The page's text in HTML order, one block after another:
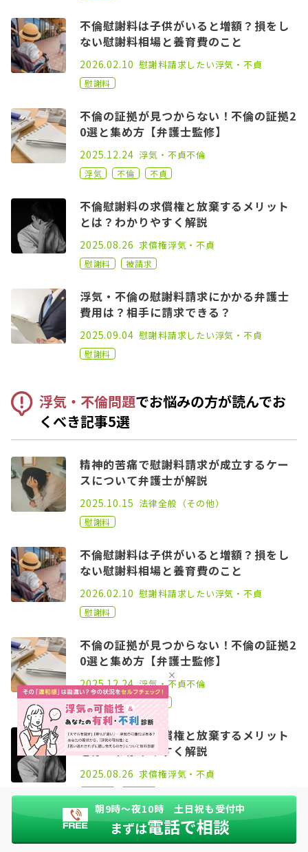
朝9時〜夜10時 土日祝も受付中
まずは電話で相談
不倫慰謝料は子供がいると増額？損をし
ない慰謝料相場と養育費のこと
2022.05.06
2026.02.10 慰謝料請求したい浮気・不貞
慰謝料
不倫の証拠が見つからない！不倫の証拠2
0選と集め方【弁護士監修】
2021.02.17
2025.12.24 浮気・不貞不倫
浮気 不倫 不貞
不倫慰謝料の求償権と放棄するメリット
とは？わかりやすく解説
2022.09.21
2025.08.26 求償権浮気・不貞
慰謝料 被請求
浮気・不倫の慰謝料請求にかかる弁護士
費用は？相手に請求できる？
2021.10.01
2025.09.04 慰謝料請求したい浮気・不貞
慰謝料
浮気・不倫問題でお悩みの方が読んでお
くべき記事5選
精神的苦痛で慰謝料請求が成立するケー
スについて弁護士が解説
2021.03.17
2025.10.15 法律全般（その他）
慰謝料
不倫慰謝料は子供がいると増額？損をし
ない慰謝料相場と養育費のこと
2022.05.06
2026.02.10 慰謝料請求したい浮気・不貞
慰謝料
不倫の証拠が見つからない！不倫の証拠2
0選と集め方【弁護士監修】
2021.02.17
2025.12.24 浮気・不貞不倫
浮気 不倫 不貞
不倫慰謝料の求償権と放棄するメリット
とは？わかりやすく解説
2022.09.21
2025.08.26 求償権浮気・不貞
浮気・不倫の慰謝料請求にかかる弁護士
費用は？相手に請求できる？